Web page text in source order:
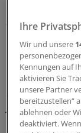
Zu
hierzulande
Hitzetagen mit
mehr. So lag
Schäden durch
Jahr 2015 mit
Durchschnitt
Ihre
Wir und unsere
Kennungen auf
aktivieren Sie
unsere Partner
bereitzustellen“
ablehnen oder
deaktiviert.